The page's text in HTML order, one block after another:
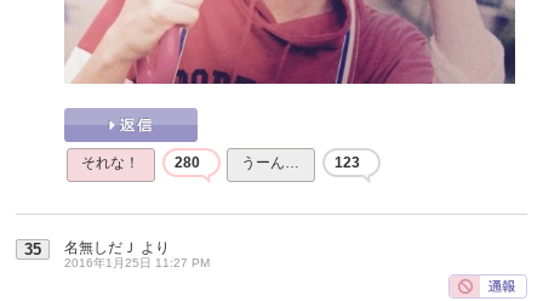
それな！ 280 うーん… 123
35 名無しだＪ より
2016年1月25日 11:27 PM